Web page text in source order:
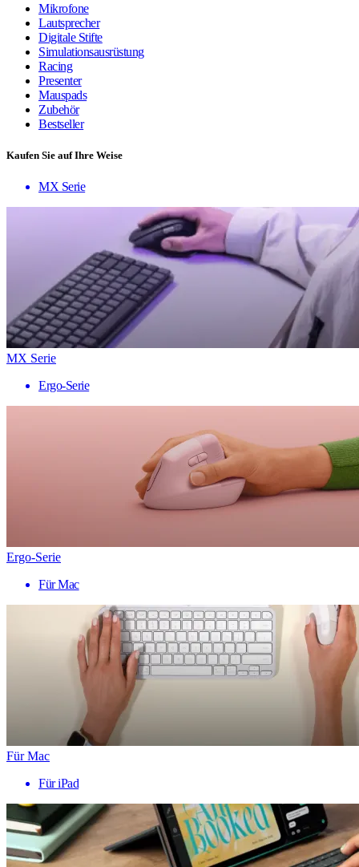
Mikrofone
Lautsprecher
Digitale Stifte
Simulationsausrüstung
Racing
Presenter
Mauspads
Zubehör
Bestseller
Kaufen Sie auf Ihre Weise
MX Serie
MX Serie
Ergo-Serie
Ergo-Serie
Für Mac
Für Mac
Für iPad